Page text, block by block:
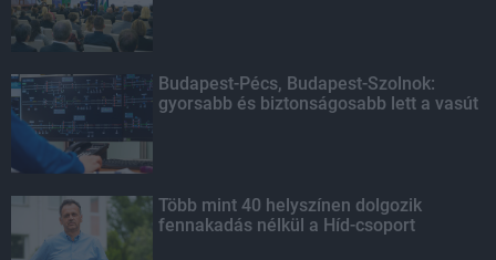
Budapest-Pécs, Budapest-Szolnok:
gyorsabb és biztonságosabb lett a vasút
Több mint 40 helyszínen dolgozik
fennakadás nélkül a Híd-csoport